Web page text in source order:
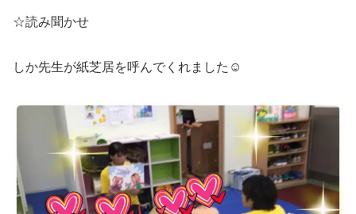
☆読み聞かせ
しか先生が紙芝居を呼んでくれました☺